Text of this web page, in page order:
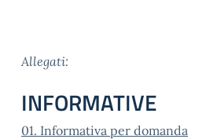
Allegati:
INFORMATIVE
01. Informativa per domanda